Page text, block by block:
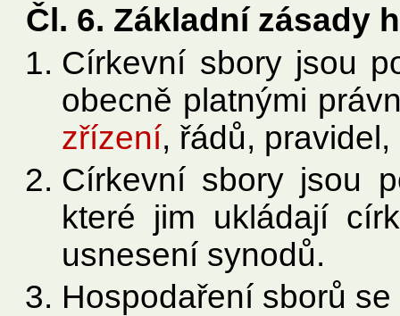
Čl. 6. Základní zásady
Církevní sbory jsou
obecně platnými
zřízení, řádů,
Církevní sbory jsou
které jim ukládají
usnesení synodů.
Hospodaření sborů